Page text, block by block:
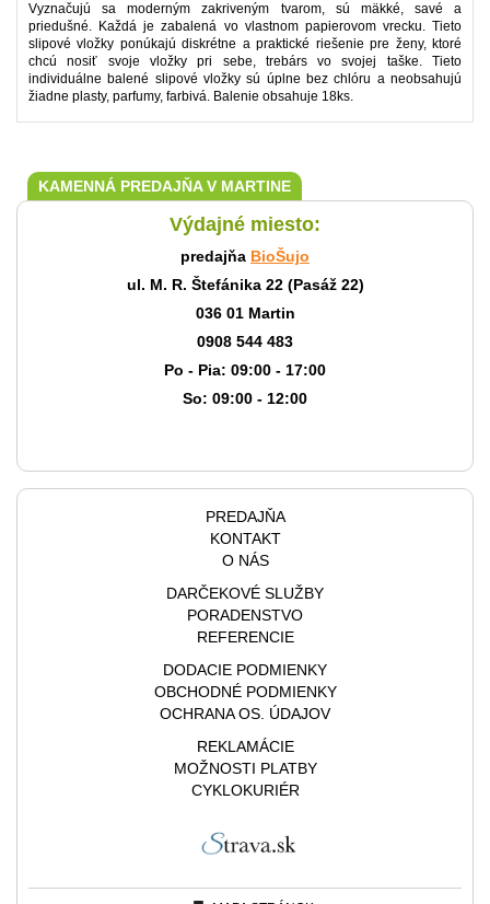
Vyznačujú sa moderným zakriveným tvarom, sú mäkké, savé a
priedušné. Každá je zabalená vo vlastnom papierovom vrecku. Tieto
slipové vložky ponúkajú diskrétne a praktické riešenie pre ženy, ktoré
chcú nosiť svoje vložky pri sebe, trebárs vo svojej taške. Tieto
individuálne balené slipové vložky sú úplne bez chlóru a neobsahujú
žiadne plasty, parfumy, farbivá. Balenie obsahuje 18ks.
KAMENNÁ PREDAJŇA V MARTINE
Výdajné miesto:
predajňa BioŠujo
ul. M. R. Štefánika 22 (Pasáž 22)
036 01 Martin
0908 544 483
Po - Pia: 09:00 - 17:00
So: 09:00 - 12:00
PREDAJŇA
KONTAKT
O NÁS
DARČEKOVÉ SLUŽBY
PORADENSTVO
REFERENCIE
DODACIE PODMIENKY
OBCHODNÉ PODMIENKY
OCHRANA OS. ÚDAJOV
REKLAMÁCIE
MOŽNOSTI PLATBY
CYKLOKURIÉR